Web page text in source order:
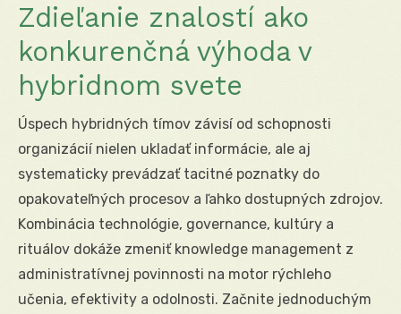
Zdieľanie znalostí ako
konkurenčná výhoda v
hybridnom svete
Úspech hybridných tímov závisí od schopnosti
organizácií nielen ukladať informácie, ale aj
systematicky prevádzať tacitné poznatky do
opakovateľných procesov a ľahko dostupných zdrojov.
Kombinácia technológie, governance, kultúry a
rituálov dokáže zmeniť knowledge management z
administratívnej povinnosti na motor rýchleho
učenia, efektivity a odolnosti. Začnite jednoduchým